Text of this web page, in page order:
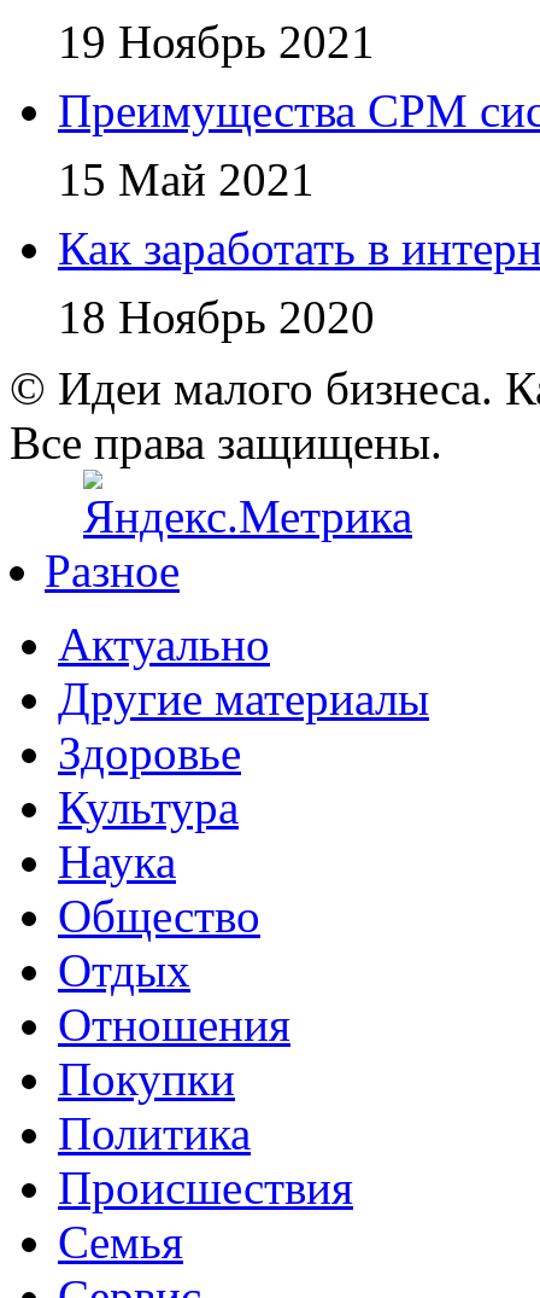
19 Ноябрь 2021
Преимущества СРМ
15 Май 2021
Как заработать в
18 Ноябрь 2020
© Идеи малого бизнеса.
Все права защищены.
Разное
Актуально
Другие материалы
Здоровье
Культура
Наука
Общество
Отдых
Отношения
Покупки
Политика
Происшествия
Семья